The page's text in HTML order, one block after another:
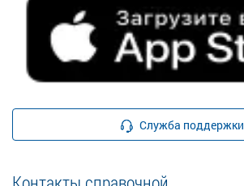
Служба поддержки